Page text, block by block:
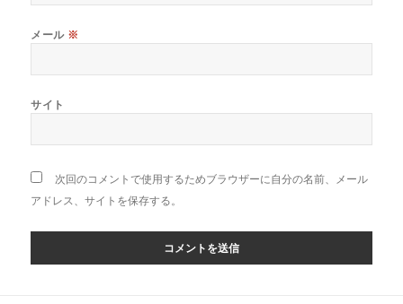
メール ※
サイト
次回のコメントで使用するためブラウザーに自分の名前、メール
アドレス、サイトを保存する。